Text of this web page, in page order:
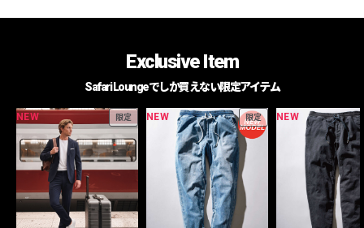
Exclusive Item
Safari Loungeでしか買えない限定アイテム
NEW 限定 NEW 限定 NEW